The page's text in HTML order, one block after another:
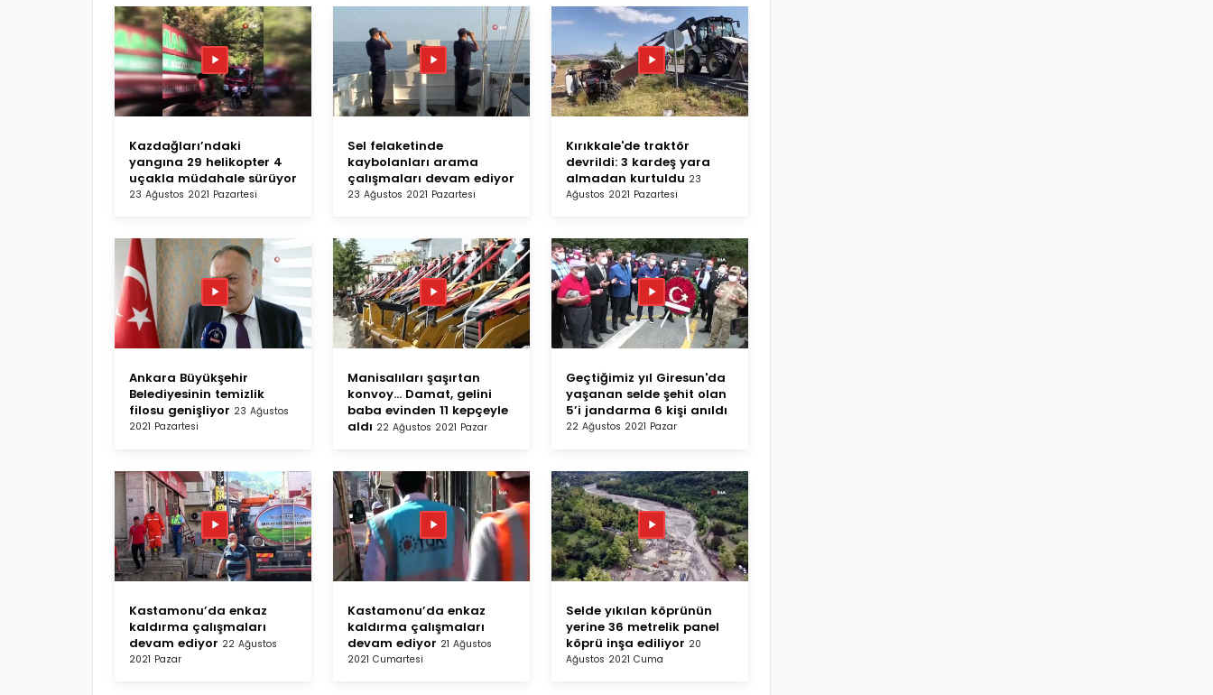
Kazdağları’ndaki
yangına 29 helikopter 4
uçakla müdahale sürüyor
23 Ağustos 2021 Pazartesi
Sel felaketinde
kaybolanları arama
çalışmaları devam ediyor
23 Ağustos 2021 Pazartesi
Kırıkkale'de traktör
devrildi: 3 kardeş yara
almadan kurtuldu 23
Ağustos 2021 Pazartesi
Ankara Büyükşehir
Belediyesinin temizlik
filosu genişliyor 23 Ağustos
2021 Pazartesi
Manisalıları şaşırtan
konvoy... Damat, gelini
baba evinden 11 kepçeyle
aldı 22 Ağustos 2021 Pazar
Geçtiğimiz yıl Giresun'da
yaşanan selde şehit olan
5’i jandarma 6 kişi anıldı
22 Ağustos 2021 Pazar
Kastamonu’da enkaz
kaldırma çalışmaları
devam ediyor 22 Ağustos
2021 Pazar
Kastamonu’da enkaz
kaldırma çalışmaları
devam ediyor 21 Ağustos
2021 Cumartesi
Selde yıkılan köprünün
yerine 36 metrelik panel
köprü inşa ediliyor 20
Ağustos 2021 Cuma